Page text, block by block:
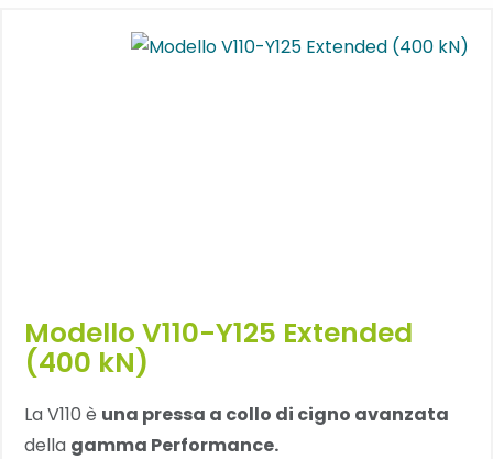
Modello V110-Y125 Extended
(400 kN)
La V110 è una pressa a collo di cigno avanzata
della gamma Performance.